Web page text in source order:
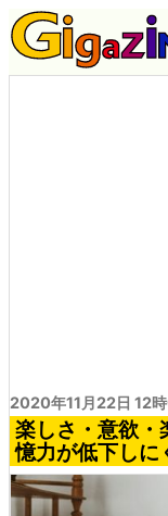
2020年11月22日 12
楽しさ・意欲・
憶力が低下しに